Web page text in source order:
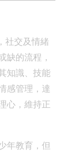
社交及情緒
缺的流程，
知識、技能
感管理，達
心，維持正
年教育，但